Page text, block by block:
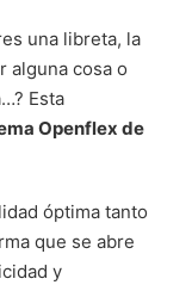
una libreta, la
alguna cosa o
Esta
Openflex de
óptima tanto
que se abre
y